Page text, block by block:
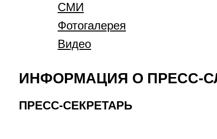
СМИ
Фотогалерея
Видео
ИНФОРМАЦИЯ О ПРЕСС-
ПРЕСС-СЕКРЕТАРЬ